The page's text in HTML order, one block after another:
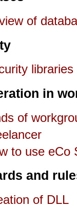
of
libraries
in
of
to use eCo
and
of DLL